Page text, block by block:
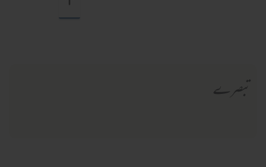
تبصرے